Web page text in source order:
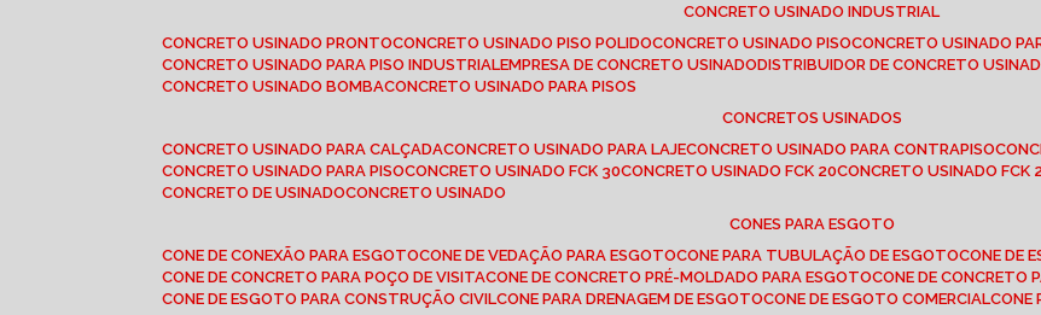
CONCRETO USINADO INDUSTRIAL
CONCRETO USINADO PRONTO CONCRETO USINADO PISO POLIDO CONCRETO USINADO PISO CONCRETO USINADO
CONCRETO USINADO PARA PISO INDUSTRIAL EMPRESA DE CONCRETO USINADO DISTRIBUIDOR DE CONCRETO
CONCRETO USINADO BOMBA CONCRETO USINADO PARA PISOS
CONCRETOS USINADOS
CONCRETO USINADO PARA CALÇADA CONCRETO USINADO PARA LAJE CONCRETO USINADO PARA CONTRAPISO
CONCRETO USINADO PARA PISO CONCRETO USINADO FCK 30 CONCRETO USINADO FCK 20 CONCRETO USINADO FCK
CONCRETO DE USINADO CONCRETO USINADO
CONES PARA ESGOTO
CONE DE CONEXÃO PARA ESGOTO CONE DE VEDAÇÃO PARA ESGOTO CONE PARA TUBULAÇÃO DE ESGOTO CONE DE
CONE DE CONCRETO PARA POÇO DE VISITA CONE DE CONCRETO PRÉ-MOLDADO PARA ESGOTO CONE DE CONCRETO
CONE DE ESGOTO PARA CONSTRUÇÃO CIVIL CONE PARA DRENAGEM DE ESGOTO CONE DE ESGOTO COMERCIAL